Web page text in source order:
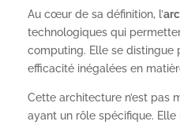
Au cœur de sa définition, l’
technologiques qui
computing. Elle se distingue
efficacité inégalées en
Cette architecture n’est pas
ayant un rôle spécifique. Elle